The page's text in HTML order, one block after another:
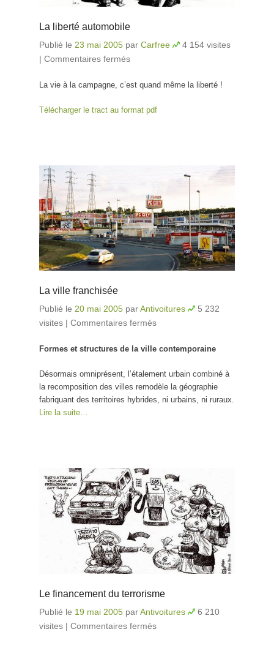
La liberté automobile
Publié le 23 mai 2005 par Carfree
4 154 visites
| Commentaires fermés
La vie à la campagne, c’est quand même la liberté !
Télécharger le tract au format pdf
La ville franchisée
Publié le 20 mai 2005 parAntivoitures
5 232
visites | Commentaires fermés
Formes et structures de la ville contemporaine
Désormais omniprésent, l’étalement urbain combiné à
la recomposition des villes remodèle la géographie
fabriquant des territoires hybrides, ni urbains, ni ruraux.
Lire la suite…
Le financement du terrorisme
Publié le 19 mai 2005 parAntivoitures
6 210
visites | Commentaires fermés